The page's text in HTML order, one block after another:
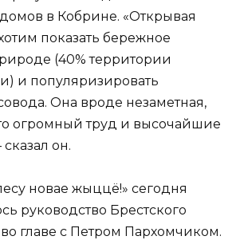
в Кобрине. «Открывая
показать бережное
(40% территории
и популяризировать
Она вроде незаметная,
огромный труд и высочайшие
он.
новае жыццё!» сегодня
руководство Брестского
главе с Петром Пархомчиком.